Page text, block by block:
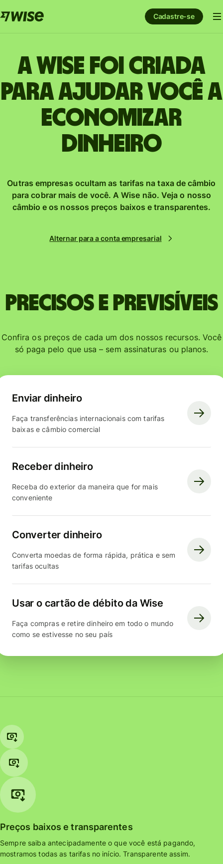
Cadastre-se
A Wise foi criada
para ajudar você a
economizar
dinheiro
Outras empresas ocultam as tarifas na taxa de câmbio
para cobrar mais de você. A Wise não. Veja o nosso
câmbio e os nossos preços baixos e transparentes.
Alternar para a conta empresarial
Precisos e previsíveis
Confira os preços de cada um dos nossos recursos. Você
só paga pelo que usa – sem assinaturas ou planos.
Enviar dinheiro
Faça transferências internacionais com tarifas
baixas e câmbio comercial
Receber dinheiro
Receba do exterior da maneira que for mais
conveniente
Converter dinheiro
Converta moedas de forma rápida, prática e sem
tarifas ocultas
Usar o cartão de débito da Wise
Faça compras e retire dinheiro em todo o mundo
como se estivesse no seu país
Preços baixos e transparentes
Sempre saiba antecipadamente o que você está pagando,
mostramos todas as tarifas no início. Transparente assim.